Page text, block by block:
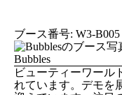
ブース番号: W3-B005
Bubbles
ビューティーワール
れています。デモを